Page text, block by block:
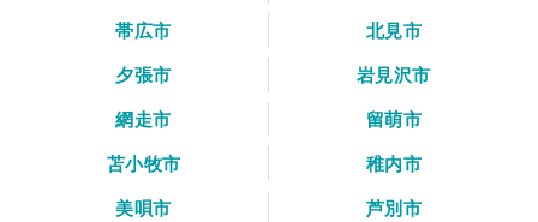
帯広市
北見市
夕張市
岩見沢市
網走市
留萌市
苫小牧市
稚内市
美唄市
芦別市